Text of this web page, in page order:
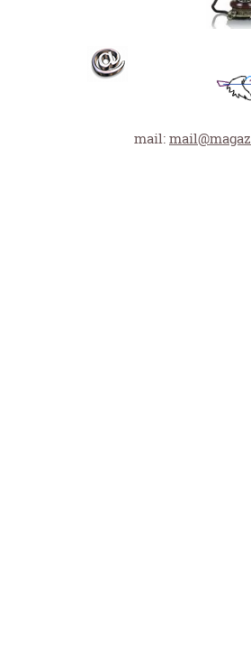
mail: